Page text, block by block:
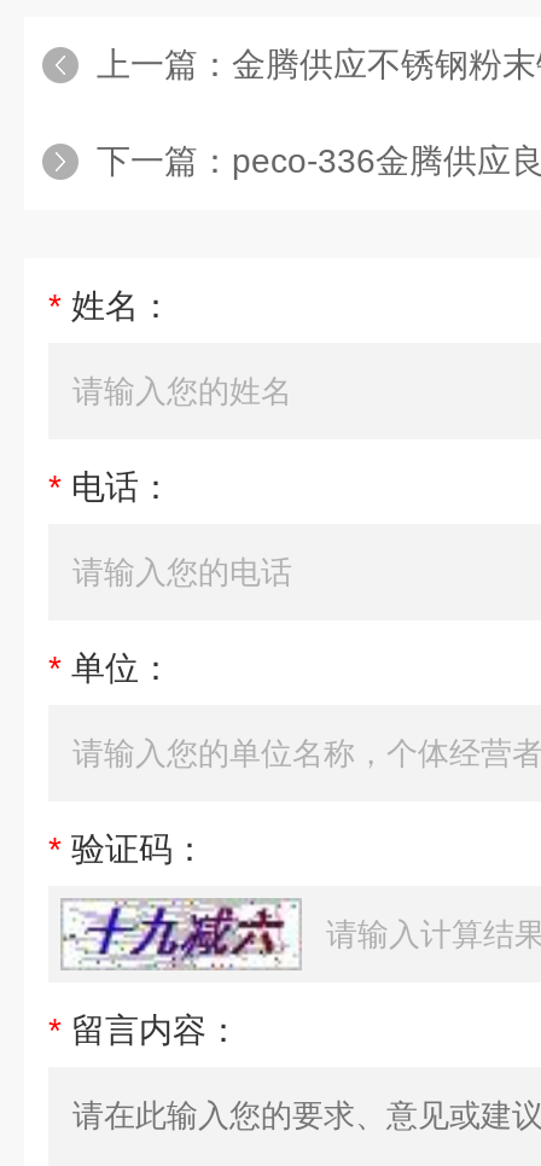
上一篇： 金腾供应不锈钢粉
下一篇： peco-336金腾供应良好
* 姓名：
* 电话：
* 单位：
* 验证码：
* 留言内容：